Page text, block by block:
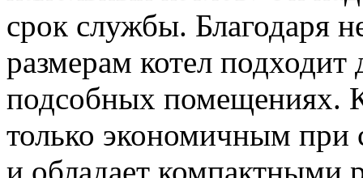
срок службы. Благодаря
размерам котел
подсобных помещениях.
только экономичным при
и обладает компактными